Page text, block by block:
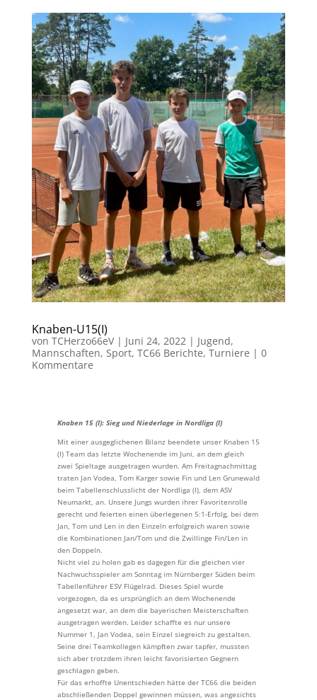
Knaben-U15(I)
von TCHerzo66eV| Juni 24, 2022 | Jugend,
Mannschaften, Sport, TC66 Berichte, Turniere | 0
Kommentare
Knaben 15 (I): Sieg und Niederlage in Nordliga (I)
Mit einer ausgeglichenen Bilanz beendete unser Knaben 15
(I) Team das letzte Wochenende im Juni, an dem gleich
zwei Spieltage ausgetragen wurden. Am Freitagnachmittag
traten Jan Vodea, Tom Karger sowie Fin und Len Grunewald
beim Tabellenschlusslicht der Nordliga (I), dem ASV
Neumarkt, an. Unsere Jungs wurden ihrer Favoritenrolle
gerecht und feierten einen überlegenen 5:1-Erfolg, bei dem
Jan, Tom und Len in den Einzeln erfolgreich waren sowie
die Kombinationen Jan/Tom und die Zwillinge Fin/Len in
den Doppeln.
Nicht viel zu holen gab es dagegen für die gleichen vier
Nachwuchsspieler am Sonntag im Nürnberger Süden beim
Tabellenführer ESV Flügelrad. Dieses Spiel wurde
vorgezogen, da es ursprünglich an dem Wochenende
angesetzt war, an dem die bayerischen Meisterschaften
ausgetragen werden. Leider schaffte es nur unsere
Nummer 1, Jan Vodea, sein Einzel siegreich zu gestalten.
Seine drei Teamkollegen kämpften zwar tapfer, mussten
sich aber trotzdem ihren leicht favorisierten Gegnern
geschlagen geben.
Für das erhoffte Unentschieden hätte der TC66 die beiden
abschließenden Doppel gewinnen müssen, was angesichts